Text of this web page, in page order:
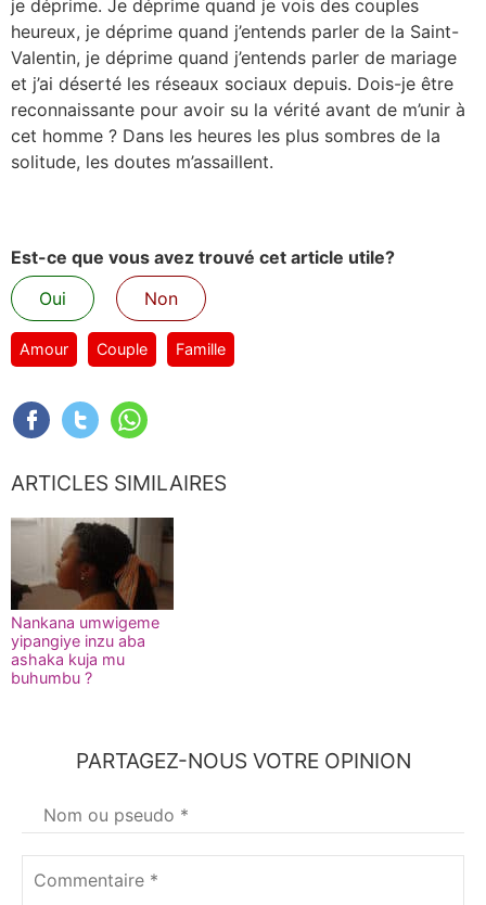
je déprime. Je déprime quand je vois des couples
heureux, je déprime quand j’entends parler de la Saint-
Valentin, je déprime quand j’entends parler de mariage
et j’ai déserté les réseaux sociaux depuis. Dois-je être
reconnaissante pour avoir su la vérité avant de m’unir à
cet homme ? Dans les heures les plus sombres de la
solitude, les doutes m’assaillent.
Est-ce que vous avez trouvé cet article utile?
Oui
Non
Amour Couple Famille
ARTICLES SIMILAIRES
Nankana umwigeme
yipangiye inzu aba
ashaka kuja mu
buhumbu ?
PARTAGEZ-NOUS VOTRE OPINION
Votre
nom*